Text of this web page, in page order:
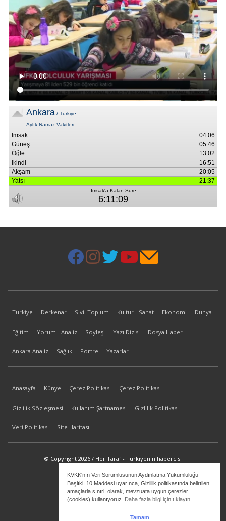
KVKK'nın Veri Sorumlusunun Aydınlatma Yükümlülüğü
Başlıklı 10.Maddesi uyarınca, Gizlilik politikasında belirtilen
amaçlarla sınırlı olarak, mevzuata uygun çerezler
(cookies) kullanıyoruz. Daha fazla bilgi için tıklayın
Tamam
Türkiye Derkenar Sivil Toplum Kültür - Sanat Ekonomi Dünya
Eğitim Yorum - Analiz Söyleşi Yazı Dizisi Dosya Haber
Ankara Analiz Sağlık Portre Yazarlar
Anasayfa Künye Çerez Politikası Çerez Politikası
Gizlilik Sözleşmesi Kullanım Şartnamesi Gizlilik Politikası
Veri Politikası Site Haritası
© Copyright 2026 / Her Taraf - Türkiyenin habercisi
bilgi@hertaraf.com